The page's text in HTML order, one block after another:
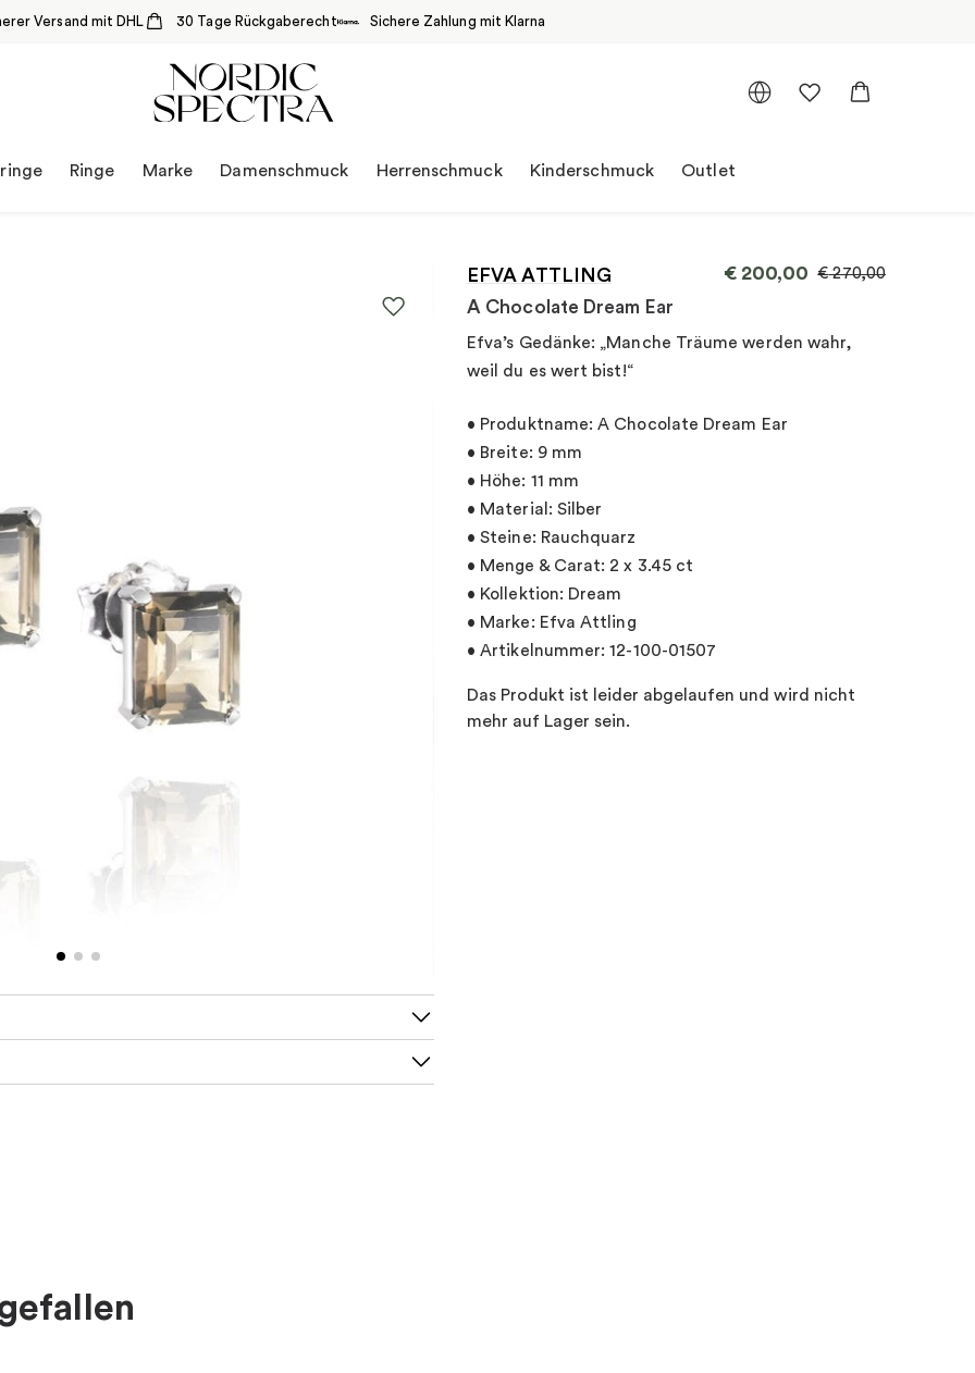
Versand mit DHL 30 Tage Rückgaberecht Sichere Zahlung mit Klarna
Ringe Marke Damenschmuck Herrenschmuck Kinderschmuck Outlet
EFVA ATTLING
A Chocolate Dream Ear
€200,00 €270,00
Efva’s Gedänke: „Manche Träume werden wahr,
weil du es wert bist!“
• Produktname: A Chocolate Dream Ear
• Breite: 9 mm
• Höhe: 11 mm
• Material: Silber
• Steine: Rauchquarz
• Menge & Carat: 2 x 3.45 ct
• Kollektion: Dream
• Marke: Efva Attling
• Artikelnummer: 12-100-01507
Das Produkt ist leider abgelaufen und wird nicht
mehr auf Lager sein.